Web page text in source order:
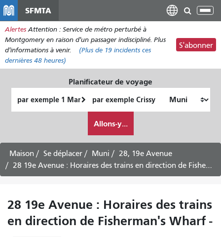
contenu
principal
SFMTA
Alertes Attention : Service de métro perturbé à
Montgomery en raison d'un passager indiscipliné. Plus
d'informations à venir.
(Plus de 19 incidents ces
dernières 48 heures)
S'abonner
Planificateur de voyage
de
final
je
veux
voyager
Allons-y...
Maison Se déplacer Muni
28, 19e Avenue
28 19e Avenue : Horaires des trains en direction de Fisherman's Wharf -
28 19e Avenue : Horaires des trains
en direction de Fisherman's Wharf -